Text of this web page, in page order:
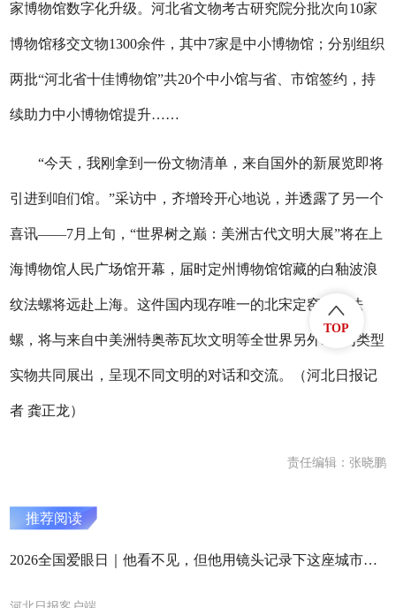
家博物馆数字化升级。河北省文物考古研究院分批次向10家
博物馆移交文物1300余件，其中7家是中小博物馆；分别组织
两批“河北省十佳博物馆”共20个中小馆与省、市馆签约，持
续助力中小博物馆提升……
“今天，我刚拿到一份文物清单，来自国外的新展览即将
引进到咱们馆。”采访中，齐增玲开心地说，并透露了另一个
喜讯——7月上旬，“世界树之巅：美洲古代文明大展”将在上
海博物馆人民广场馆开幕，届时定州博物馆馆藏的白釉波浪
纹法螺将远赴上海。这件国内现存唯一的北宋定窑白釉法
螺，将与来自中美洲特奥蒂瓦坎文明等全世界另外5件同类型
实物共同展出，呈现不同文明的对话和交流。（河北日报记
者 龚正龙）
责任编辑：张晓鹏
推荐阅读
2026全国爱眼日｜他看不见，但他用镜头记录下这座城市的善意
TOP